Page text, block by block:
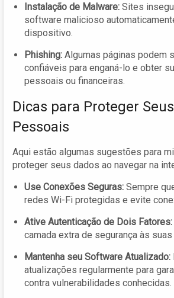
Instalação de Malware: Sites
software malicioso
dispositivo.
Phishing: Algumas páginas podem
confiáveis para enganá-lo e obter
pessoais ou financeiras.
Dicas para Proteger
Pessoais
Aqui estão algumas sugestões para
proteger seus dados ao navegar na
Use Conexões Seguras: Sempre
redes Wi-Fi protegidas e evite
Ative Autenticação de Dois Fatores:
camada extra de segurança às
Mantenha seu Software Atualizado:
atualizações regularmente para
contra vulnerabilidades conhecidas.